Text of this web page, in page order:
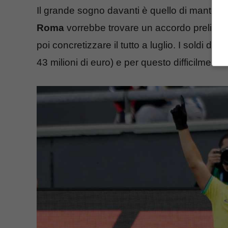
Il grande sogno davanti è quello di
Roma vorrebbe trovare un accordo
poi concretizzare il tutto a luglio. I soldi da
43 milioni di euro) e per questo